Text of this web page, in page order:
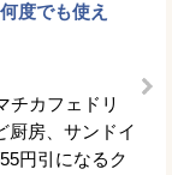
度でも使え
チカフェドリ
厨房、サンドイ
円引になるク